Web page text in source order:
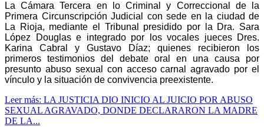
La Cámara Tercera en lo Criminal y Correccional de la
Primera Circunscripción Judicial con sede en la ciudad de
La Rioja, mediante e l Tribunal presidido por la Dra. Sara
López Douglas e integrado por los vocales jueces Dres.
Karina Cabral y Gustavo Díaz; quienes recibieron los
primeros testimonios del debate oral en una causa por
presunto abuso sexual con acceso carnal agravado por el
vínculo y la situación de convivencia preexistente.
Leer más: LA JUSTICIA DIO INICIO AL JUICIO POR ABUSO
SEXUAL AGRAVADO, DONDE DECLARARON LA MADRE
DE LA...